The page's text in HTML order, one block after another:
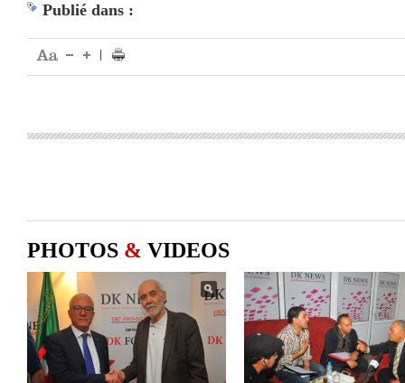
Publié dans :
PHOTOS & VIDEOS